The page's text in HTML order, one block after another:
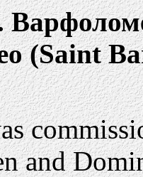
(Saint
and